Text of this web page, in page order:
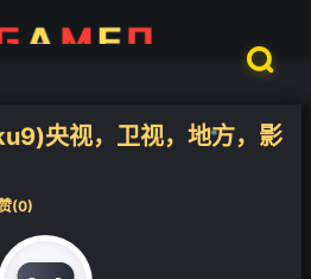

央视，卫视，地方，影
(0)